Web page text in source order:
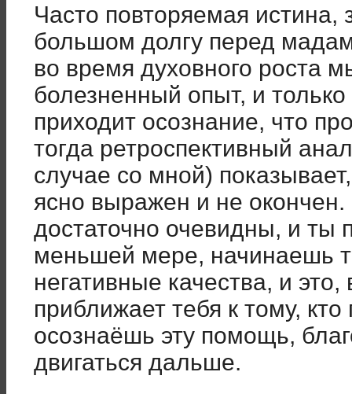
Часто повторяемая истина,
большом долгу перед
во время духовного роста
болезненный опыт, и
приходит осознание, что
тогда ретроспективный
случае со мной)
ясно выражен и не
достаточно очевидны, и ты
меньшей мере, начинаешь
негативные качества, и
приближает тебя к тому,
осознаёшь эту помощь,
двигаться дальше.